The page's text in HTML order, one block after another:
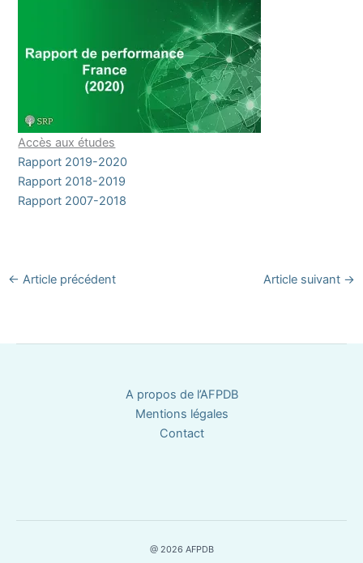
Accès aux études
Rapport 2019-2020
Rapport 2018-2019
Rapport 2007-2018
← Article précédent Article suivant →
A propos de l’AFPDB
Mentions légales
Contact
@ 2026 AFPDB